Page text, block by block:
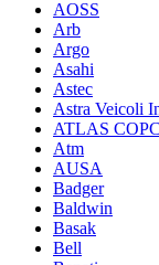
AOSS
Arb
Argo
Asahi
Astec
Astra Veicoli
ATLAS
Atm
AUSA
Badger
Baldwin
Basak
Bell